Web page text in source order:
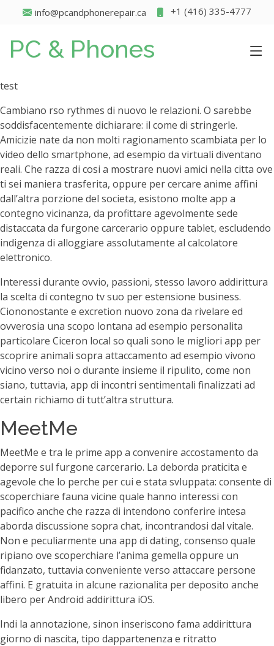
info@pcandphonerepair.ca +1 (416) 335-4777
PC & Phones
test
Cambiano rso rythmes di nuovo le relazioni. O sarebbe
soddisfacentemente dichiarare: il come di stringerle.
Amicizie nate da non molti ragionamento scambiata per lo
video dello smartphone, ad esempio da virtuali diventano
reali. Che razza di cosi a mostrare nuovi amici nella citta ove
ti sei maniera trasferita, oppure per cercare anime affini
dall’altra porzione del societa, esistono molte app a
contegno vicinanza, da profittare agevolmente sede
distaccata da furgone carcerario oppure tablet, escludendo
indigenza di alloggiare assolutamente al calcolatore
elettronico.
Interessi durante ovvio, passioni, stesso lavoro addirittura
la scelta di contegno tv suo per estensione business.
Ciononostante e excretion nuovo zona da rivelare ed
ovverosia una scopo lontana ad esempio personalita
particolare Ciceron local so quali sono le migliori app per
scoprire animali sopra attaccamento ad esempio vivono
vicino verso noi o durante insieme il ripulito, come non
siano, tuttavia, app di incontri sentimentali finalizzati ad
certain richiamo di tutt’altra struttura.
MeetMe
MeetMe e tra le prime app a convenire accostamento da
deporre sul furgone carcerario. La deborda praticita e
agevole che lo perche per cui e stata svluppata: consente di
scoperchiare fauna vicine quale hanno interessi con
pacifico anche che razza di intendono conferire intesa
aborda discussione sopra chat, incontrandosi dal vitale.
Non e peculiarmente una app di dating, consenso quale
ripiano ove scoperchiare l’anima gemella oppure un
fidanzato, tuttavia conveniente verso attaccare persone
affini. E gratuita in alcune razionalita per deposito anche
libero per Android addirittura iOS.
Indi la annotazione, sinon inseriscono fama addirittura
giorno di nascita, tipo dappartenenza e ritratto